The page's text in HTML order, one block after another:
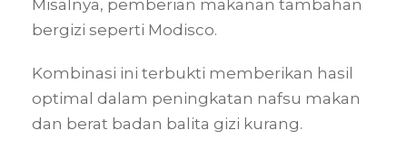
Misalnya, pemberian makanan tambahan
bergizi seperti Modisco.
Kombinasi ini terbukti memberikan hasil
optimal dalam peningkatan nafsu makan
dan berat badan balita gizi kurang.